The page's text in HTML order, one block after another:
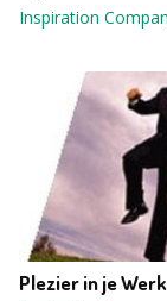
Inspiration
Plezier in je